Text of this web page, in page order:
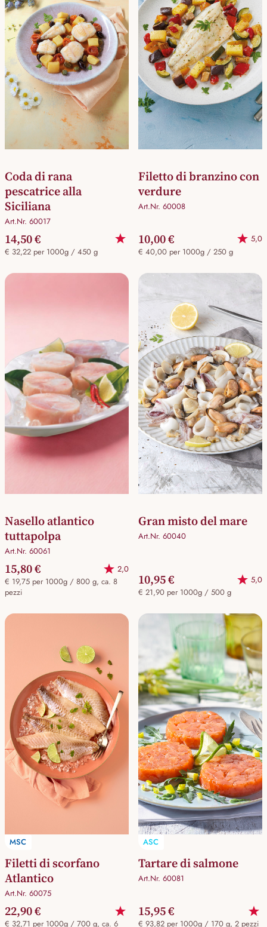
Coda di rana
pescatrice alla
Siciliana
Art.Nr. 60017
14,50 €
€ 32,22 per 1000g / 450 g
Filetto di branzino con
verdure
Art.Nr. 60008
10,00 €
5,0
€ 40,00 per 1000g / 250 g
Nasello atlantico
tuttapolpa
Art.Nr. 60061
15,80 €
2,0
€ 19,75 per 1000g / 800 g, ca. 8
pezzi
Gran misto del mare
Art.Nr. 60040
10,95 €
5,0
€ 21,90 per 1000g / 500 g
MSC
Filetti di scorfano
Atlantico
Art.Nr. 60075
22,90 €
€ 32,71 per 1000g / 700 g, ca. 6
ASC
Tartare di salmone
Art.Nr. 60081
15,95 €
€ 93,82 per 1000g / 170 g, 2 pezzi